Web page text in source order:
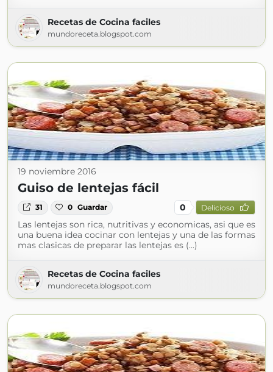
Recetas de Cocina faciles
mundoreceta.blogspot.com
19 noviembre 2016
Guiso de lentejas fácil
31 0 Guardar 0 Delicioso
Las lentejas son rica, nutritivas y economicas, asi que es
una buena idea cocinar con lentejas y una de las formas
mas clasicas de preparar las lentejas es (...)
Recetas de Cocina faciles
mundoreceta.blogspot.com